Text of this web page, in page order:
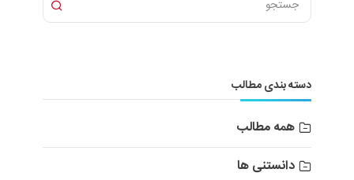
دسته بندی مطالب
همه مطالب
دانستنی ها